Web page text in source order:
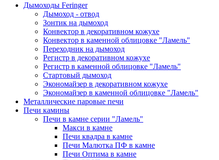
Дымоходы Feringer
Дымоход - отвод
Зонтик на дымоход
Конвектор в декоративном кожухе
Конвектор в каменной облицовке "Ламель"
Переходник на дымоход
Регистр в декоративном кожухе
Регистр в каменной облицовке "Ламель"
Стартовый дымоход
Экономайзер в декоративном кожухе
Экономайзер в каменной облицовке "Ламель"
Металлические паровые печи
Печи камины
Печи в камне серии "Ламель"
Макси в камне
Печи квадра в камне
Печи Малютка ПФ в камне
Печи Оптима в камне